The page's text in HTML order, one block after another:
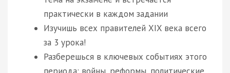
практически в каждом задании
Изучишь всех правителей XIX века всего
за 3 урока!
Разберешься в ключевых событиях этого